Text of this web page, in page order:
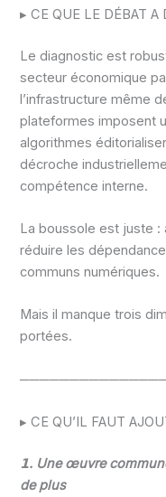
▸ CE QUE LE DÉBAT A
Le diagnostic est
secteur économique
l’infrastructure même
plateformes imposent
algorithmes
décroche
compétence interne.
La boussole est juste
réduire les
communs numériques.
Mais il manque trois
portées.
▸ CE QU’IL FAUT
𝟭. Une œuvre
de plus